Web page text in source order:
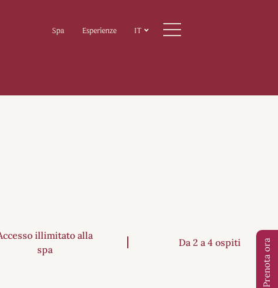
Spa Esperienze IT
illimitato alla
spa
Da 2 a 4 ospiti Prenota ora